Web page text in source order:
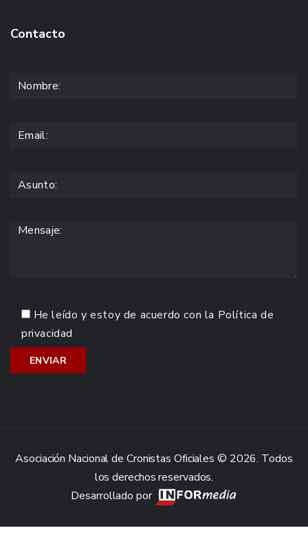
Contacto
He leído y estoy de acuerdo con la Política de
privacidad
Asociación Nacional de Cronistas Oficiales © 2026. Todos
los derechos reservados.
Desarrollado por